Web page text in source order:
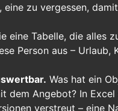
zu vergessen,
eine Tabelle, die alles
Person aus – Urlaub,
Was hat ein
dem Angebot? In
verstreut – eine